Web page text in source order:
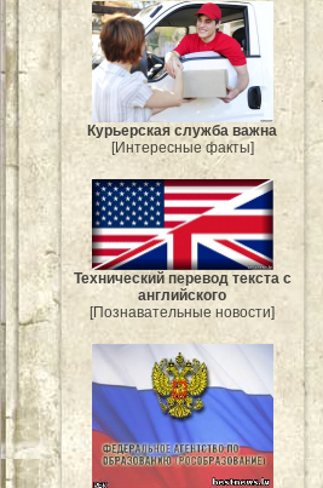
Курьерская служба важна
[Интересные факты]
Технический перевод текста с
английского
[Познавательные новости]